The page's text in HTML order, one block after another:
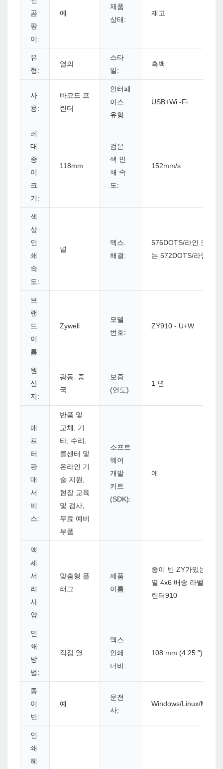
곰
팡
이:
예
제품
상태:
재고
유
형:
열의
스타
일:
흑백
사
용:
바코드 프
린터
인터페
이스
유형:
USB+Wi -Fi
최
대
종
이
크
기:
118mm
검은
색 인
쇄 속
도:
152mm/s
색
상
인
쇄
속
도:
널
맥스.
해결:
576DOTS/라인 또
는 572DOTS/라인
브
랜
드
이
름:
Zywell
모델
번호:
ZY910 - U+W
원
산
지:
광동, 중
국
보증
(연도):
1 년
애
프
터
판
매
서
비
스:
반품 및
교체, 기
타, 수리,
콜센터 및
온라인 기
술 지원,
현장 교육
및 검사,
무료 예비
부품
소프트
웨어
개발
키트
(SDK):
예
액
세
서
리
사
양:
맞춤형 플
러그
제품
이름:
종이 빈 ZY가있는
열 4x6 배송 라벨 프
린터910
인
쇄
방
법:
직접 열
맥스.
인쇄
너비:
108 mm (4.25 ")
종
이
빈:
예
운전
사:
Windows/Linux/Mac
인
쇄
헤